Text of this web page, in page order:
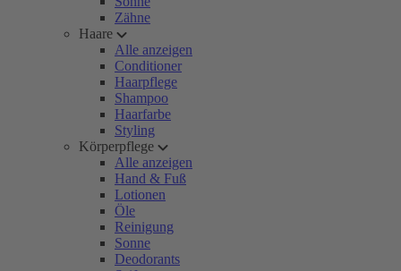
Zähne
Haare
Alle anzeigen
Conditioner
Haarpflege
Shampoo
Haarfarbe
Styling
Körperpflege
Alle anzeigen
Hand & Fuß
Lotionen
Öle
Reinigung
Sonne
Deodorants